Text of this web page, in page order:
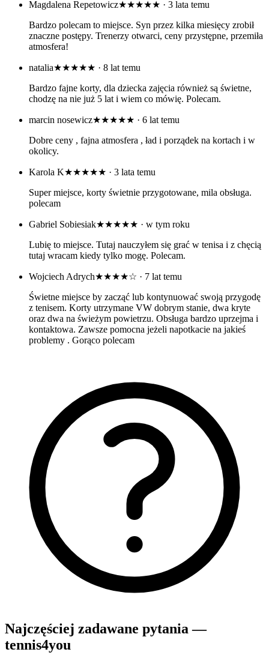
Magdalena Repetowicz★★★★★ · 3 lata temu
Bardzo polecam to miejsce. Syn przez kilka miesięcy zrobił
znaczne postępy. Trenerzy otwarci, ceny przystępne, przemiła
atmosfera!
natalia★★★★★ · 8 lat temu
Bardzo fajne korty, dla dziecka zajęcia również są świetne,
chodzę na nie już 5 lat i wiem co mówię. Polecam.
marcin nosewicz★★★★★ · 6 lat temu
Dobre ceny , fajna atmosfera , ład i porządek na kortach i w
okolicy.
Karola K★★★★★ · 3 lata temu
Super miejsce, korty świetnie przygotowane, mila obsługa.
polecam
Gabriel Sobiesiak★★★★★ · w tym roku
Lubię to miejsce. Tutaj nauczyłem się grać w tenisa i z chęcią
tutaj wracam kiedy tylko mogę. Polecam.
Wojciech Adrych★★★★☆ · 7 lat temu
Świetne miejsce by zacząć lub kontynuować swoją przygodę
z tenisem. Korty utrzymane VW dobrym stanie, dwa kryte
oraz dwa na świeżym powietrzu. Obsługa bardzo uprzejma i
kontaktowa. Zawsze pomocna jeżeli napotkacie na jakieś
problemy . Gorąco polecam
Najczęściej zadawane pytania —
tennis4you